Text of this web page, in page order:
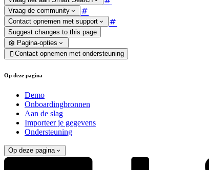
Vraag de community
Contact opnemen met support
Suggest changes to this page
Pagina-opties
 Contact opnemen met ondersteuning
Op deze pagina
Demo
Onboardingbronnen
Aan de slag
Importeer je gegevens
Ondersteuning
Op deze pagina